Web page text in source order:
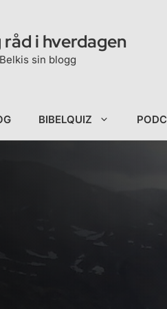
råd i hverdagen
sin blogg
BIBELQUIZ